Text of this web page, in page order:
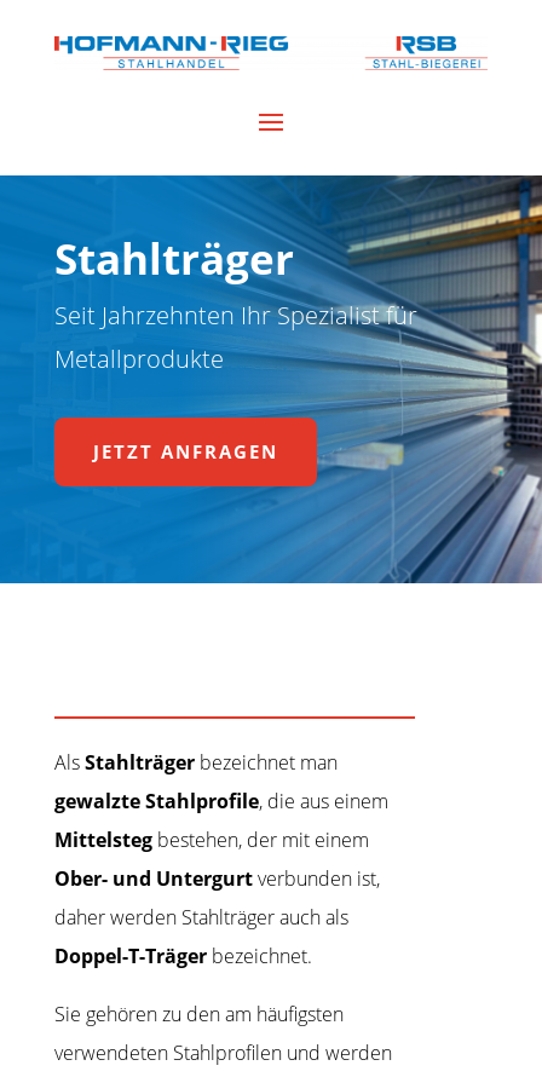
Stahlträger
Seit Jahrzehnten Ihr Spezialist für
Metallprodukte
JETZT ANFRAGEN
AlsStahlträgerbezeichnet man
gewalzte Stahlprofile, die aus einem
Mittelstegbestehen, der mit einem
Ober- und Untergurtverbunden ist,
daher werden Stahlträger auch als
Doppel-T-Trägerbezeichnet.
Sie gehören zu den am häufigsten
verwendeten Stahlprofilen und werden